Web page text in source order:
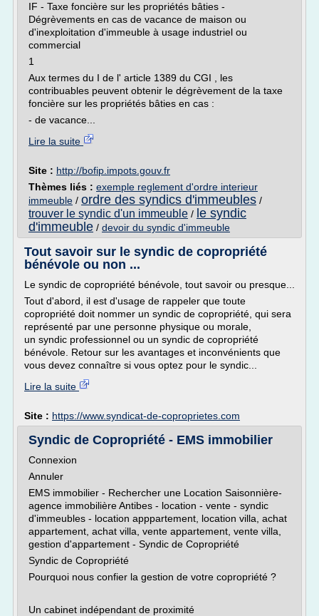
IF - Taxe foncière sur les propriétés bâties -
Dégrèvements en cas de vacance de maison ou
d'inexploitation d'immeuble à usage industriel ou
commercial
1
Aux termes du I de l' article 1389 du CGI , les
contribuables peuvent obtenir le dégrèvement de la taxe
foncière sur les propriétés bâties en cas :
- de vacance...
Lire la suite
Site : http://bofip.impots.gouv.fr
Thèmes liés : exemple reglement d'ordre interieur
immeuble / ordre des syndics d'immeubles /
trouver le syndic d'un immeuble / le syndic
d'immeuble / devoir du syndic d'immeuble
Tout savoir sur le syndic de copropriété
bénévole ou non ...
Le syndic de copropriété bénévole, tout savoir ou presque...
Tout d'abord, il est d'usage de rappeler que toute
copropriété doit nommer un syndic de copropriété, qui sera
représenté par une personne physique ou morale,
un syndic professionnel ou un syndic de copropriété
bénévole. Retour sur les avantages et inconvénients que
vous devez connaître si vous optez pour le syndic...
Lire la suite
Site : https://www.syndicat-de-coproprietes.com
Syndic de Copropriété - EMS immobilier
Connexion
Annuler
EMS immobilier - Rechercher une Location Saisonnière-
agence immobilière Antibes - location - vente - syndic
d'immeubles - location apppartement, location villa, achat
appartement, achat villa, vente appartement, vente villa,
gestion d'appartement - Syndic de Copropriété
Syndic de Copropriété
Pourquoi nous confier la gestion de votre copropriété ?
Un cabinet indépendant de proximité